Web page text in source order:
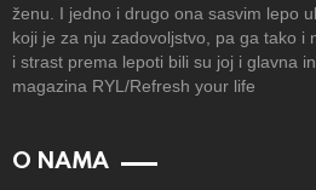
ženu. I jedno i drugo ona sasvim lepo
koji je za nju zadovoljstvo, pa ga tako i
i strast prema lepoti bili su joj i glavna
magazina RYL/Refresh your life
O NAMA